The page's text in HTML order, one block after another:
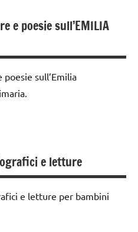
e poesie sull’EMILIA
sull’Emilia
e letture
e letture per bambini